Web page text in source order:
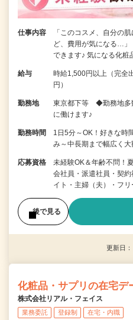
仕事内容
「このコスメ、自分の
ど、費用が気になる…」
できます♪ 気になる化粧
給与
時給1,500円以上（完全
円）
勤務地
東京都下等 ◆勤務地多
に働けます♪
勤務時間
1日5分～OK！好きな時
み～中長期まで幅広く大
応募資格
未経験OK＆年齢不問！
会社員・派遣社員・契
イト・主婦（夫）・フ
後で見る
更新日
化粧品・サプリの在宅デ
株式会社リアル・フェイス
業務委託 登録制 在宅・内職